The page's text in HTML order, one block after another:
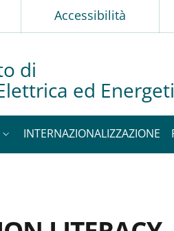
Accessibilità
di
ed
INTERNAZIONALIZZAZIONE